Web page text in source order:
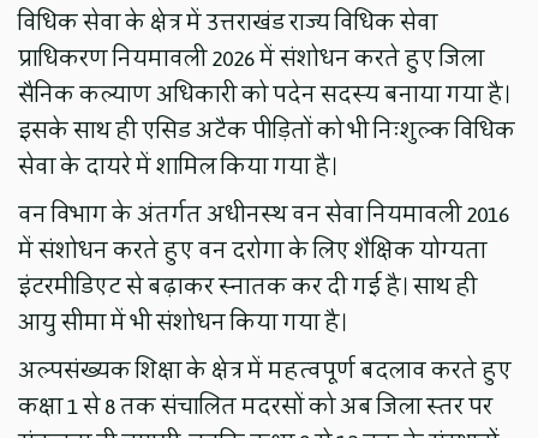
विधिक सेवा के क्षेत्र में उत्तराखंड राज्य विधिक सेवा
प्राधिकरण नियमावली 2026 में संशोधन करते हुए जिला
सैनिक कल्याण अधिकारी को पदेन सदस्य बनाया गया है।
इसके साथ ही एसिड अटैक पीड़ितों को भी निःशुल्क विधिक
सेवा के दायरे में शामिल किया गया है।
वन विभाग के अंतर्गत अधीनस्थ वन सेवा नियमावली 2016
में संशोधन करते हुए वन दरोगा के लिए शैक्षिक योग्यता
इंटरमीडिएट से बढ़ाकर स्नातक कर दी गई है। साथ ही
आयु सीमा में भी संशोधन किया गया है।
अल्पसंख्यक शिक्षा के क्षेत्र में महत्वपूर्ण बदलाव करते हुए
कक्षा 1 से 8 तक संचालित मदरसों को अब जिला स्तर पर